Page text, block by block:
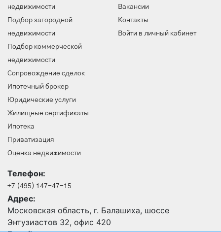
недвижимости
Подбор загородной
недвижимости
Подбор коммерческой
недвижимости
Сопровождение сделок
Ипотечный брокер
Юридические услуги
Жилищные сертификаты
Ипотека
Приватизация
Оценка недвижимости
Вакансии
Контакты
Войти в личный кабинет
Телефон:
+7 (495) 147-47-15
Адрес:
Московская область, г. Балашиха, шоссе
Энтузиастов 32, офис 420